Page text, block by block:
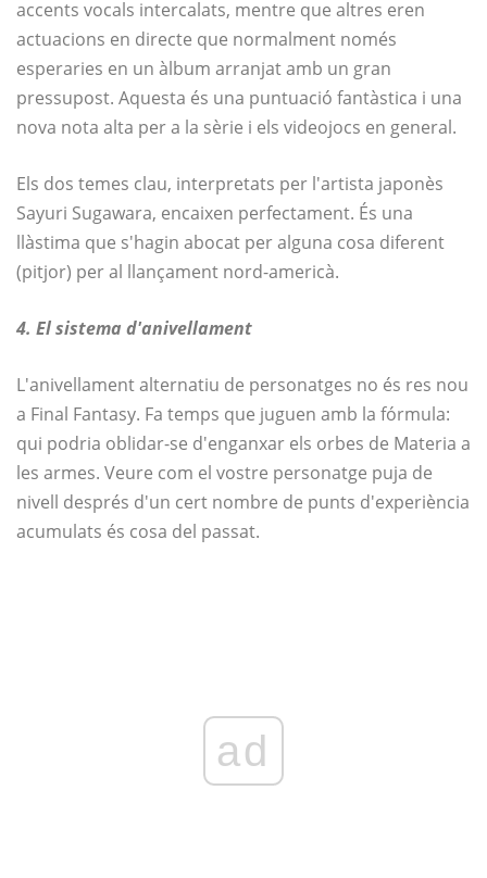
accents vocals intercalats, mentre que altres eren
actuacions en directe que normalment només
esperaries en un àlbum arranjat amb un gran
pressupost. Aquesta és una puntuació fantàstica i una
nova nota alta per a la sèrie i els videojocs en general.
Els dos temes clau, interpretats per l'artista japonès
Sayuri Sugawara, encaixen perfectament. És una
llàstima que s'hagin abocat per alguna cosa diferent
(pitjor) per al llançament nord-americà.
4. El sistema d'anivellament
L'anivellament alternatiu de personatges no és res nou
a Final Fantasy. Fa temps que juguen amb la fórmula:
qui podria oblidar-se d'enganxar els orbes de Materia a
les armes. Veure com el vostre personatge puja de
nivell després d'un cert nombre de punts d'experiència
acumulats és cosa del passat.
ad